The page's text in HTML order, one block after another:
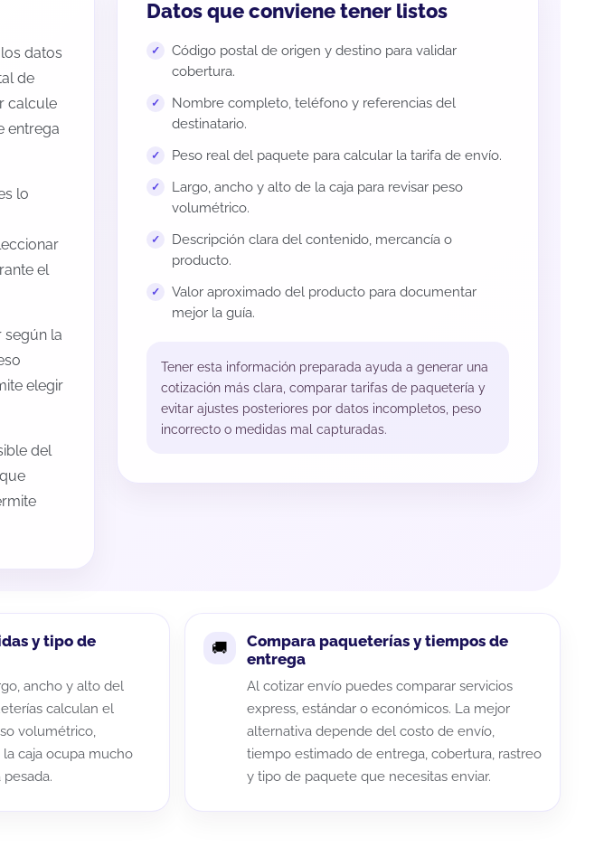
datos
de
calcule
entrega
lo
el
según la
elegir
del
Datos que conviene tener listos
Código postal de origen y destino para validar
cobertura.
Nombre completo, teléfono y referencias del
destinatario.
Peso real del paquete para calcular la tarifa de envío.
Largo, ancho y alto de la caja para revisar peso
volumétrico.
Descripción clara del contenido, mercancía o
producto.
Valor aproximado del producto para documentar
mejor la guía.
Tener esta información preparada ayuda a generar una
cotización más clara, comparar tarifas de paquetería y
evitar ajustes posteriores por datos incompletos, peso
incorrecto o medidas mal capturadas.
y tipo de
ancho y alto del
calculan el
volumétrico,
caja ocupa mucho
Compara paqueterías y tiempos de
entrega
Al cotizar envío puedes comparar servicios
express, estándar o económicos. La mejor
alternativa depende del costo de envío,
tiempo estimado de entrega, cobertura, rastreo
y tipo de paquete que necesitas enviar.